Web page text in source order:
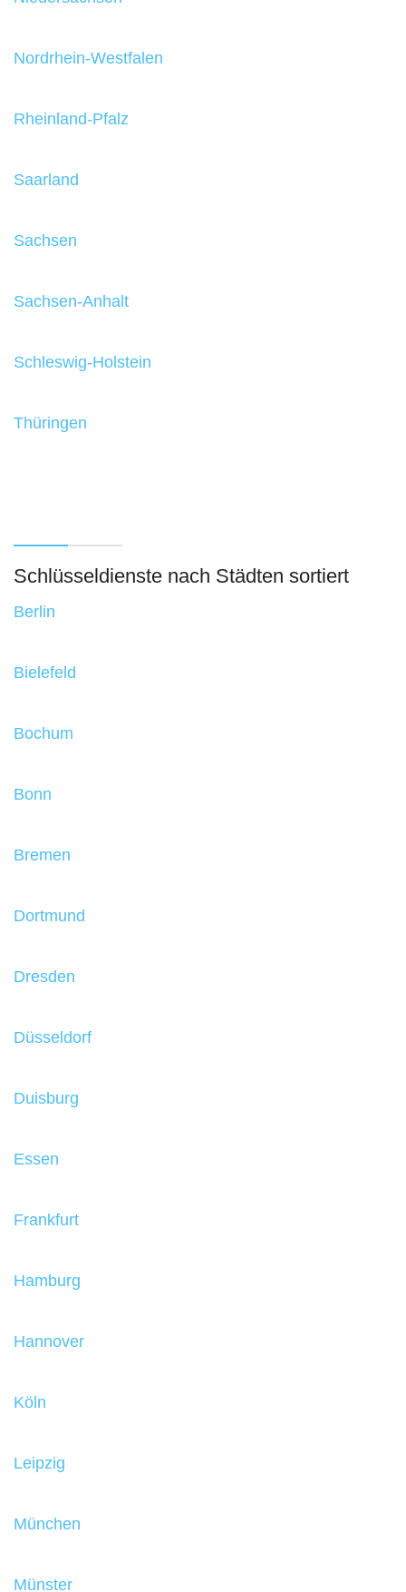
Nordrhein-Westfalen
Rheinland-Pfalz
Saarland
Sachsen
Sachsen-Anhalt
Schleswig-Holstein
Thüringen
Schlüsseldienste nach Städten sortiert
Berlin
Bielefeld
Bochum
Bonn
Bremen
Dortmund
Dresden
Düsseldorf
Duisburg
Essen
Frankfurt
Hamburg
Hannover
Köln
Leipzig
München
Münster